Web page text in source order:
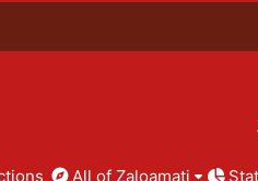
All of Zaloamati